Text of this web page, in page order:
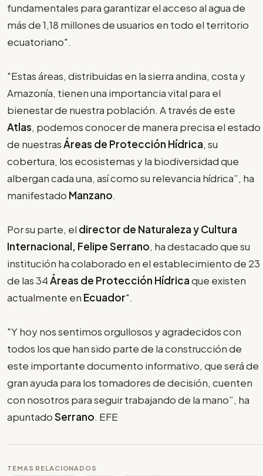
fundamentales para garantizar el acceso al agua de
más de 1,18 millones de usuarios en todo el territorio
ecuatoriano".
"Estas áreas, distribuidas en la sierra andina, costa y
Amazonía, tienen una importancia vital para el
bienestar de nuestra población. A través de este
Atlas, podemos conocer de manera precisa el estado
de nuestrasÁreas de Protección Hídrica, su
cobertura, los ecosistemas y la biodiversidad que
albergan cada una, así como su relevancia hídrica”, ha
manifestado Manzano.
Por su parte, el director de Naturaleza y Cultura
Internacional, Felipe Serrano, ha destacado que su
institución ha colaborado en el establecimiento de 23
de las 34Áreas de Protección Hídricaque existen
actualmente en Ecuador".
"Y hoy nos sentimos orgullosos y agradecidos con
todos los que han sido parte de la construcción de
este importante documento informativo, que será de
gran ayuda para los tomadores de decisión, cuenten
con nosotros para seguir trabajando de la mano”, ha
apuntadoSerrano. EFE
TEMAS RELACIONADOS